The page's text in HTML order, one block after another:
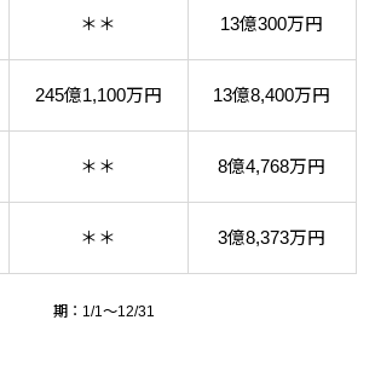
＊＊ 13億300万円
245億1,100万円 13億8,400万円
＊＊ 8億4,768万円
＊＊ 3億8,373万円
期：1/1～12/31